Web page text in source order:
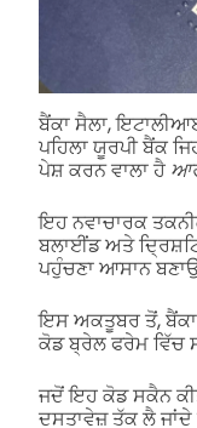
ਬੈਂਕਾ ਸੈਲਾ,
ਪਹਿਲਾ ਯੂਰਪੀ ਬੈਂਕ
ਪੇਸ਼ ਕਰਨ ਵਾਲਾ ਹੈ
ਇਹ ਨਵਾਚਾਰਕ
ਬਲਾਈਂਡ ਅਤੇ
ਪਹੁੰਚਣਾ ਆਸਾਨ
ਇਸ ਅਕਤੂਬਰ ਤੋਂ, ਬੈਂਕਾ
ਕੋਡ ਬ੍ਰੇਲ ਫਰੇਮ ਵਿੱਚ
ਜਦੋਂ ਇਹ ਕੋਡ ਸਕੈਨ
ਦਸਤਾਵੇਜ਼ ਤੱਕ ਲੈ